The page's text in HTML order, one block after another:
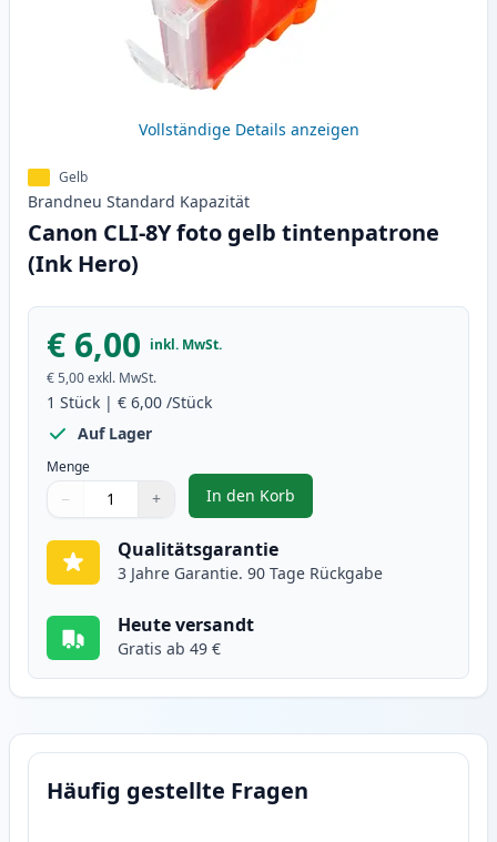
Vollständige Details anzeigen
Gelb
Brandneu Standard Kapazität
Canon CLI-8Y foto gelb tintenpatrone
(Ink Hero)
€ 6,00 inkl. MwSt.
€ 5,00exkl. MwSt.
1 Stück | € 6,00 /Stück
Auf Lager
Menge
Verwenden Sie die Tasten, um anzupassen
− +
1
In den Korb
, Canon CLI-8Y foto gelb
Qualitätsgarantie
3 Jahre Garantie. 90 Tage Rückgabe
Heute versandt
Gratis ab 49 €
Häufig gestellte Fragen